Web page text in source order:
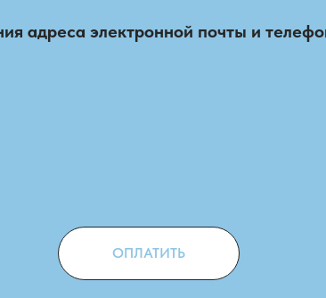
адреса электронной почты и
ОПЛАТИТЬ